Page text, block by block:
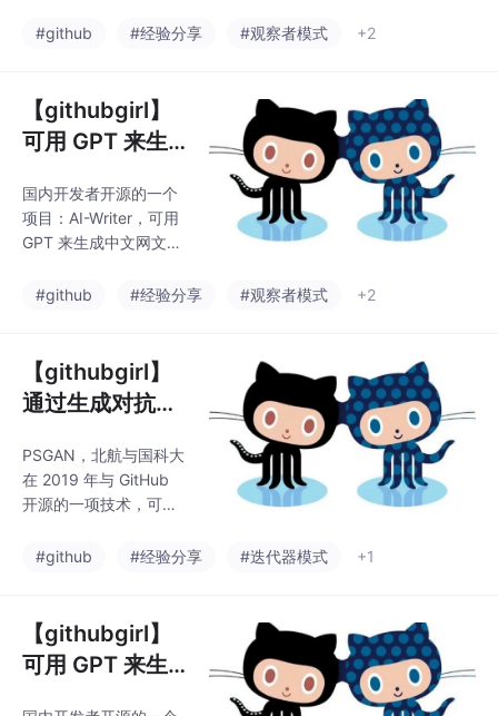
网文。项目内置基于 Py
改善了小模型的生成质
量。国内开发者开源的
一个项目：AI-Writer，
文小说，模型训练数据
来自网文。项目内置基
于 Python 运行的网页
方法，改善了小模型的
#github #经验分享 #观察者模式 +2
【githubgirl】
可用 GPT 来生
说，模型训练数
据来自网文
国内开发者开源的一个
项目：AI-Writer，可用
GPT 来生成中文网文小
网文。项目内置基于 Py
改善了小模型的生成质
量。国内开发者开源的
一个项目：AI-Writer，
文小说，模型训练数据
来自网文。项目内置基
于 Python 运行的网页
方法，改善了小模型的
#github #经验分享 #观察者模式 +2
【githubgirl】
通过生成对抗网
容转移、一键上
妆等功能
PSGAN，北航与国科大
在 2019 年与 GitHub
开源的一项技术，可通
实现妆容转移、一键上
一名学生为其实现了 C
++ 版本，并构建了可在
Windows 上运行的 QT
#github #经验分享 #迭代器模式 +1
【githubgirl】
可用 GPT 来生